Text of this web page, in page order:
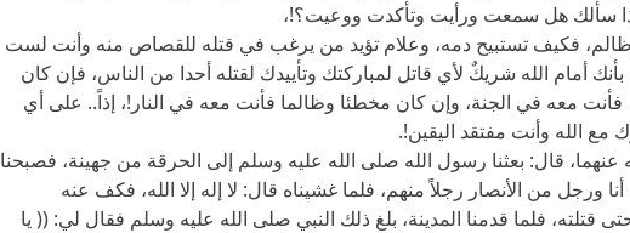
سألك هل سمعت ورأيت وتأكدت ووعيت؟!،
ظالم، فكيف تستبيح دمه، وعلام تؤيد من يرغب في قتله للقصاص منه وأنت لست
أمام الله شريكٌ لأي قاتل لمباركتك وتأييدك لقتله أحدا من الناس، فإن كان
معه في الجنة، وإن كان مخطئا وظالما فأنت معه في النار!، إذاً.. على أي
الله وأنت مفتقد اليقين!.
قال: بعثنا رسول الله صلى الله عليه وسلم إلى الحرقة من جهينة، فصبحنا
ورجل من الأنصار رجلاً منهم، فلما غشيناه قال: لا إله إلا الله، فكف عنه
قتلته، فلما قدمنا المدينة، بلغ ذلك النبي صلى الله عليه وسلم فقال لي: (( يا